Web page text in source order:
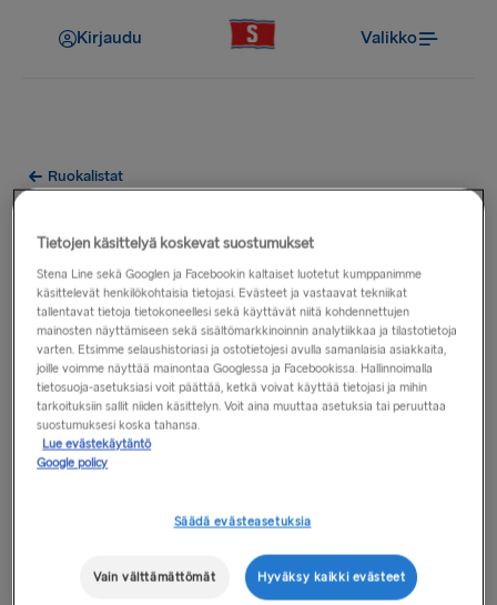
Kirjaudu Valikko
Ruokalistat
Tietojen käsittelyä koskevat suostumukset
Stena Line sekä Googlen ja Facebookin kaltaiset luotetut kumppanimme
käsittelevät henkilökohtaisia tietojasi. Evästeet ja vastaavat tekniikat
tallentavat tietoja tietokoneellesi sekä käyttävät niitä kohdennettujen
mainosten näyttämiseen sekä sisältömarkkinoinnin analytiikkaa ja tilastotietoja
varten. Etsimme selaushistoriasi ja ostotietojesi avulla samanlaisia asiakkaita,
joille voimme näyttää mainontaa Googlessa ja Facebookissa. Hallinnoimalla
tietosuoja-asetuksiasi voit päättää, ketkä voivat käyttää tietojasi ja mihin
tarkoituksiin sallit niiden käsittelyn. Voit aina muuttaa asetuksia tai peruuttaa
suostumuksesi koska tahansa.
Lue evästekäytäntö
Google policy
Säädä evästeasetuksia
Vain välttämättömät Hyväksy kaikki evästeet